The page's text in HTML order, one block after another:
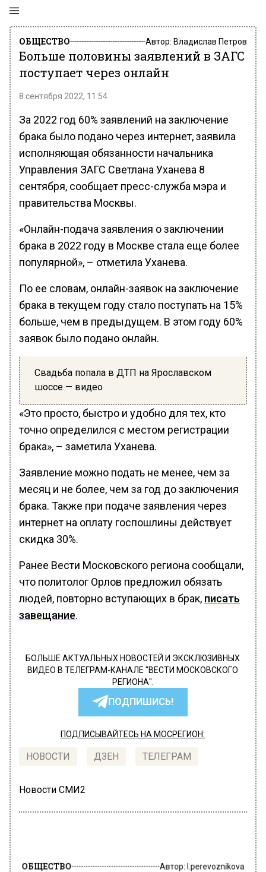
ОБЩЕСТВО Автор: Владислав Петров
Больше половины заявлений в ЗАГС
поступает через онлайн
8 сентября 2022, 11:54
За 2022 год 60% заявлений на заключение
брака было подано через интернет, заявила
исполняющая обязанности начальника
Управления ЗАГС Светлана Уханева 8
сентября, сообщает пресс-служба мэра и
правительства Москвы.
«Онлайн-подача заявления о заключении
брака в 2022 году в Москве стала еще более
популярной», – отметила Уханева.
По ее словам, онлайн-заявок на заключение
брака в текущем году стало поступать на 15%
больше, чем в предыдущем. В этом году 60%
заявок было подано онлайн.
Свадьба попала в ДТП на Ярославском
шоссе — видео
«Это просто, быстро и удобно для тех, кто
точно определился с местом регистрации
брака», – заметила Уханева.
Заявление можно подать не менее, чем за
месяц и не более, чем за год до заключения
брака. Также при подаче заявления через
интернет на оплату госпошлины действует
скидка 30%.
Ранее Вести Московского региона сообщали,
что политолог Орлов предложил обязать
людей, повторно вступающих в брак, писать
завещание.
БОЛЬШЕ АКТУАЛЬНЫХ НОВОСТЕЙ И ЭКСКЛЮЗИВНЫХ
ВИДЕО В ТЕЛЕГРАМ-КАНАЛЕ "ВЕСТИ МОСКОВСКОГО
РЕГИОНА".
ПОДПИШИСЬ!
ПОДПИСЫВАЙТЕСЬ НА МОСРЕГИОН:
НОВОСТИ ДЗЕН ТЕЛЕГРАМ
Новости СМИ2
Юные стартаперы могут подать